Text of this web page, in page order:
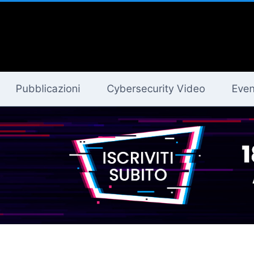
Pubblicazioni Cybersecurity Video